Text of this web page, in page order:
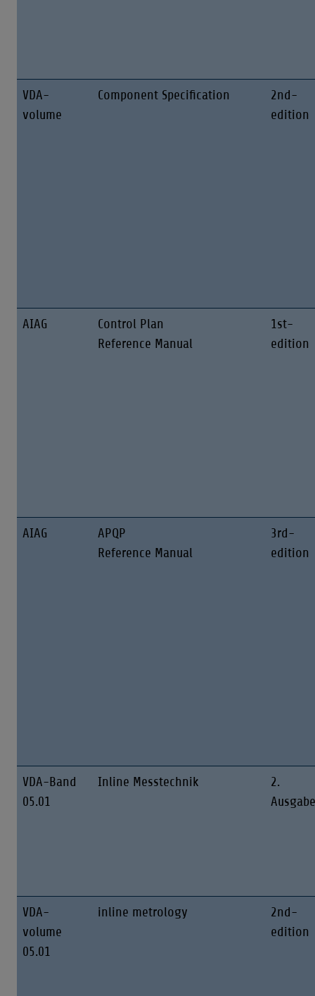
VDA-
volume
Component Specification
2nd-
edition
AIAG
Control Plan
Reference Manual
1st-
edition
AIAG
APQP
Reference Manual
3rd-
edition
VDA-Band
05.01
Inline Messtechnik
2.
Ausgabe
VDA-
volume
05.01
inline metrology
2nd-
edition